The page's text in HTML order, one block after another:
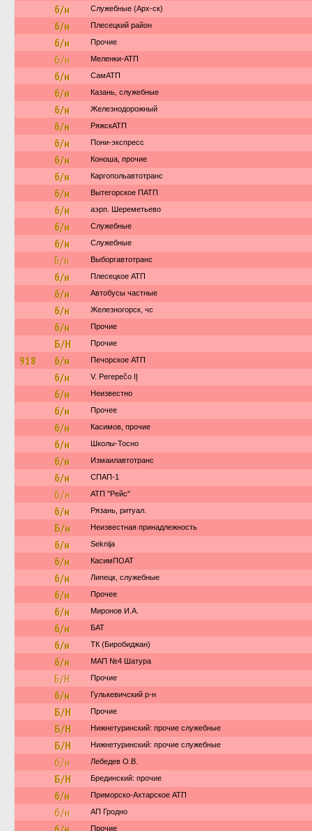
б/н Служебные (Арх-ск)
б/н Плесецкий район
б/н Прочие
б/н Меленки-АТП
б/н СамАТП
б/н Казань, служебные
б/н Железнодорожный
б/н РяжскАТП
б/н Пони-экспресс
б/н Коноша, прочие
б/н Каргопольавтотранс
б/н Вытегорское ПАТП
б/н аэрп. Шереметьево
б/н Служебные
б/н Служебные
Б/н Выборгавтотранс
б/н Плесецкое АТП
б/н Автобусы частные
б/н Железногорск, чс
б/н Прочие
Б/Н Прочие
918 б/н Печорское АТП
б/н V. Perepečo IĮ
б/н Неизвестно
б/н Прочее
б/н Касимов, прочие
б/н Школы-Тосно
б/н Измаилавтотранс
б/н СПАП-1
б/н АТП "Рейс"
б/н Рязань, ритуал.
Б/н Неизвестная принадлежность
б/н Seknija
б/н КасимПОАТ
б/н Липецк, служебные
б/н Прочее
б/н Миронов И.А.
б/н БАТ
б/н ТК (Биробиджан)
б/н МАП №4 Шатура
Б/Н Прочие
б/н Гулькевичский р-н
Б/Н Прочие
Б/Н Нижнетуринский: прочие служебные
Б/Н Нижнетуринский: прочие служебные
б/н Лебедев О.В.
Б/Н Брединский: прочие
б/н Приморско-Ахтарское АТП
б/н АП Гродно
Прочие